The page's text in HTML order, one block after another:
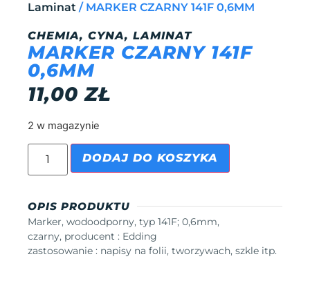
Laminat / MARKER CZARNY 141F 0,6MM
CHEMIA, CYNA, LAMINAT
MARKER CZARNY 141F
0,6MM
11,00ZŁ
2 w magazynie
DODAJ DO KOSZYKA
OPIS PRODUKTU
Marker, wodoodporny, typ 141F; 0,6mm,
czarny, producent : Edding
zastosowanie : napisy na folii, tworzywach, szkle itp.